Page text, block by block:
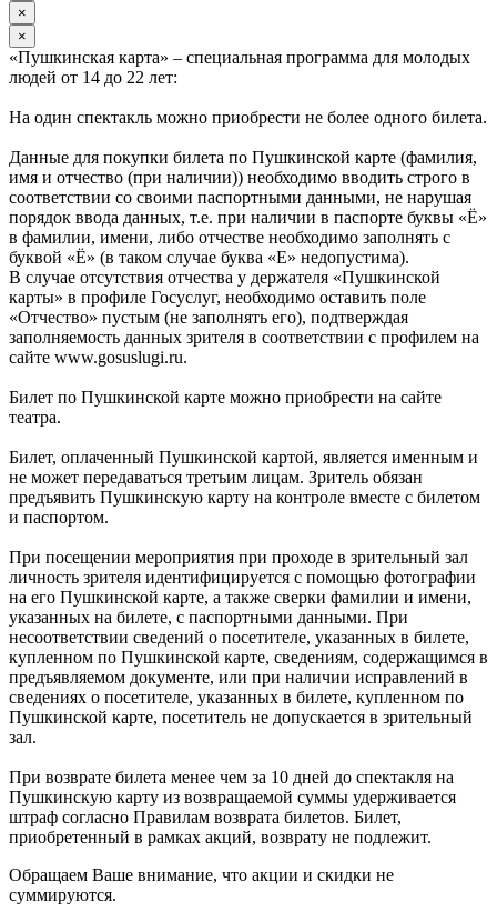
×
×
«Пушкинская карта» – специальная программа для молодых
людей от 14 до 22 лет:
На один спектакль можно приобрести не более одного билета.
Данные для покупки билета по Пушкинской карте (фамилия,
имя и отчество (при наличии)) необходимо вводить строго в
соответствии со своими паспортными данными, не нарушая
порядок ввода данных, т.е. при наличии в паспорте буквы «Ё»
в фамилии, имени, либо отчестве необходимо заполнять с
буквой «Ё» (в таком случае буква «Е» недопустима).
В случае отсутствия отчества у держателя «Пушкинской
карты» в профиле Госуслуг, необходимо оставить поле
«Отчество» пустым (не заполнять его), подтверждая
заполняемость данных зрителя в соответствии с профилем на
сайте www.gosuslugi.ru.
Билет по Пушкинской карте можно приобрести на сайте
театра.
Билет, оплаченный Пушкинской картой, является именным и
не может передаваться третьим лицам. Зритель обязан
предъявить Пушкинскую карту на контроле вместе с билетом
и паспортом.
При посещении мероприятия при проходе в зрительный зал
личность зрителя идентифицируется с помощью фотографии
на его Пушкинской карте, а также сверки фамилии и имени,
указанных на билете, с паспортными данными. При
несоответствии сведений о посетителе, указанных в билете,
купленном по Пушкинской карте, сведениям, содержащимся в
предъявляемом документе, или при наличии исправлений в
сведениях о посетителе, указанных в билете, купленном по
Пушкинской карте, посетитель не допускается в зрительный
зал.
При возврате билета менее чем за 10 дней до спектакля на
Пушкинскую карту из возвращаемой суммы удерживается
штраф согласно Правилам возврата билетов. Билет,
приобретенный в рамках акций, возврату не подлежит.
Обращаем Ваше внимание, что акции и скидки не
суммируются.